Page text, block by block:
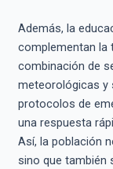
Además, la
complementan la
combinación de
meteorológicas y
protocolos de
una respuesta
Así, la población
sino que también